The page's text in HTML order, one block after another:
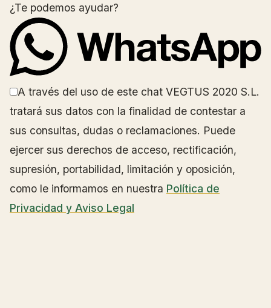
¿Te podemos ayudar?
A través del uso de este chat VEGTUS 2020 S.L.
tratará sus datos con la finalidad de contestar a
sus consultas, dudas o reclamaciones. Puede
ejercer sus derechos de acceso, rectificación,
supresión, portabilidad, limitación y oposición,
como le informamos en nuestra Política de
Privacidad y Aviso Legal